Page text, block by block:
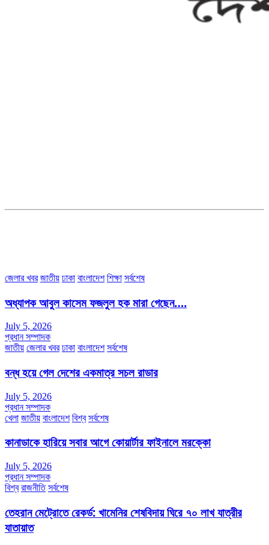
জেলার খবর জাতীয় ঢাকা বাংলাদেশ শিক্ষা সর্বশেষ
অধ্যাপক আবুল কাসেম ফজলুল হক মারা গেছেন….
July 5, 2026
প্রধান সম্পাদক
জাতীয় জেলার খবর ঢাকা বাংলাদেশ সর্বশেষ
বন্ধ হয়ে গেল দেশের একমাত্র সচল রাডার
July 5, 2026
প্রধান সম্পাদক
খেলা জাতীয় বাংলাদেশ বিশ্ব সর্বশেষ
কানাডাকে হারিয়ে সবার আগে কোয়ার্টার ফাইনালে মরক্কো
July 5, 2026
প্রধান সম্পাদক
বিশ্ব রাজনীতি সর্বশেষ
তেহরান মেট্রোতে রেকর্ড: খামেনির শেষবিদায় ঘিরে ৭০ লাখ যাত্রীর
যাতায়াত